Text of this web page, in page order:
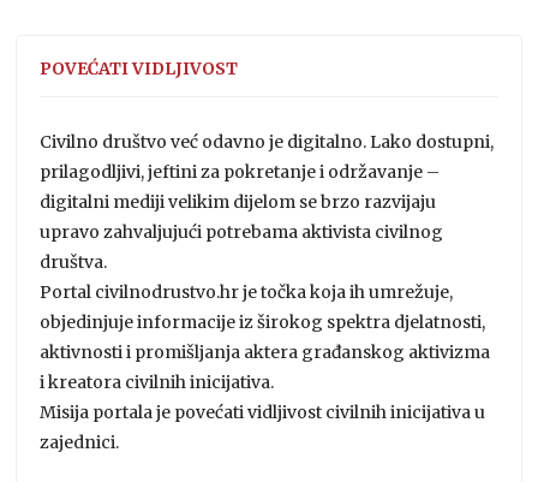
POVEĆATI VIDLJIVOST
Civilno društvo već odavno je digitalno. Lako dostupni,
prilagodljivi, jeftini za pokretanje i održavanje –
digitalni mediji velikim dijelom se brzo razvijaju
upravo zahvaljujući potrebama aktivista civilnog
društva.
Portal civilnodrustvo.hr je točka koja ih umrežuje,
objedinjuje informacije iz širokog spektra djelatnosti,
aktivnosti i promišljanja aktera građanskog aktivizma
i kreatora civilnih inicijativa.
Misija portala je povećati vidljivost civilnih inicijativa u
zajednici.